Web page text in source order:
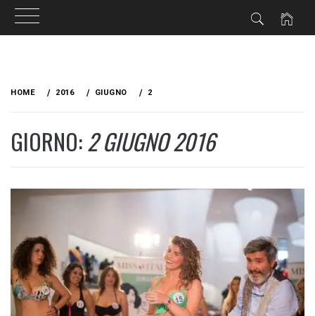
HOME 2016 GIUGNO 2
GIORNO:2 GIUGNO 2016